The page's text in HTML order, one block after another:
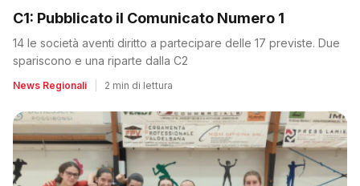
C1: Pubblicato il Comunicato Numero 1
14 le società aventi diritto a partecipare delle 17 previste. Due
spariscono e una riparte dalla C2
News Regionali 2 min di lettura